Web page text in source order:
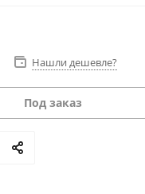
Нашли дешевле?
Под заказ